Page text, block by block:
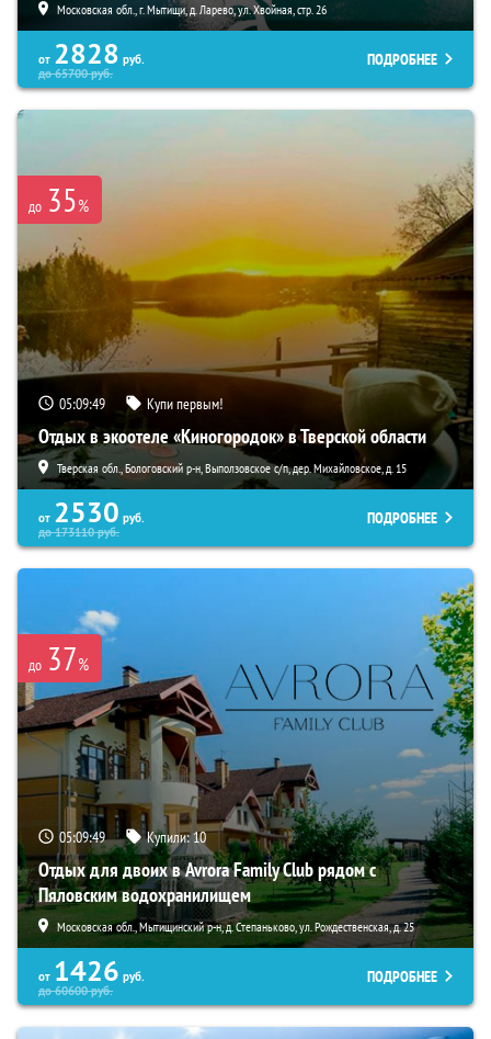
Московская обл., г. Мытищи, д. Ларево, ул. Хвойная, стр. 26
от 2828 руб.
до65700руб.
ПОДРОБНЕЕ
до 35%
05:09:47 Купи первым!
Отдых в экоотеле «Киногородок» в Тверской области
Тверская обл., Бологовский р-н, Выползовское с/п, дер. Михайловское, д. 15
от 2530 руб.
до173110руб.
ПОДРОБНЕЕ
до 37%
05:09:47 Купили:10
Отдых для двоих в Avrora Family Club рядом с
Пяловским водохранилищем
Московская обл., Мытищинский р-н, д. Степаньково, ул. Рождественская, д. 25
от 1426 руб.
до60600руб.
ПОДРОБНЕЕ